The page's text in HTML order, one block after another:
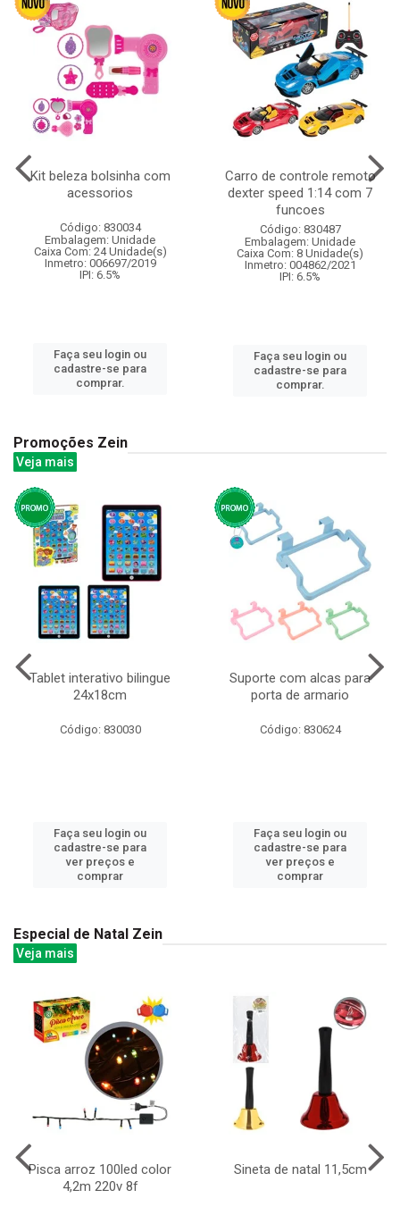
Kit beleza bolsinha com
acessorios
Código: 830034
Embalagem: Unidade
Caixa Com: 24 Unidade(s)
Inmetro: 006697/2019
IPI: 6.5%
Faça seu login ou
cadastre-se para
comprar.
Carro de controle remoto
dexter speed 1:14 com 7
funcoes
Código: 830487
Embalagem: Unidade
Caixa Com: 8 Unidade(s)
Inmetro: 004862/2021
IPI: 6.5%
Faça seu login ou
cadastre-se para
comprar.
Promoções Zein
Veja mais
Tablet interativo bilingue
24x18cm
Código: 830030
Faça seu login ou
cadastre-se para
ver preços e
comprar
Suporte com alcas para
porta de armario
Código: 830624
Faça seu login ou
cadastre-se para
ver preços e
comprar
Especial de Natal Zein
Veja mais
Pisca arroz 100led color
4,2m 220v 8f
Sineta de natal 11,5cm